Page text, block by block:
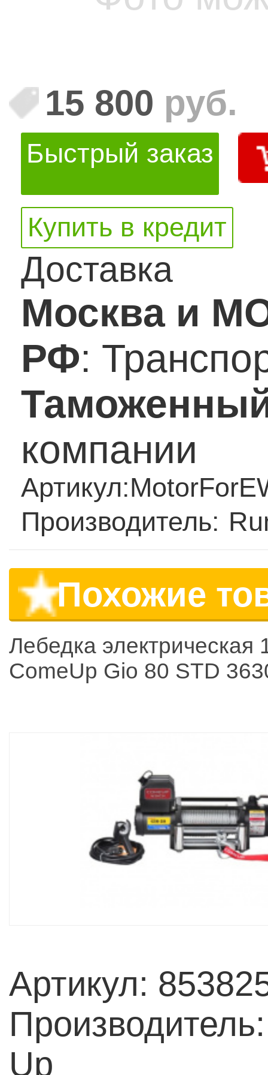
15 800 руб.
Быстрый заказ
Купить в кредит
Доставка
Москва и
РФ:
компании
Артикул:
Производитель:
Похожие
Лебедка электрическая
ComeUp Gio 80 STD
Артикул:
Up